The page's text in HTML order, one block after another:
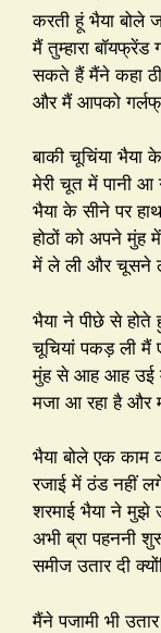
करती हूं भैया बोले
मैं तुम्हारा
सकते हैं मैंने कहा
और मैं आपको
बाकी चूचिंया
मेरी चूत में पानी
भैया के सीने पर
होठों को अपने
में ले ली और चूसने
भैया ने पीछे से होते
चूचियां पकड़ ली
मुंह से आह आह उई
मजा आ रहा है और
भैया बोले एक काम
रजाई में ठंड नहीं
शरमाई भैया ने मुझे
अभी ब्रा पहननी
समीज उतार दी
मैंने पजामी भी